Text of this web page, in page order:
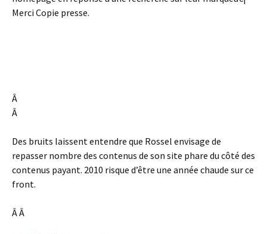
Merci Copie presse.
Â
Â
Des bruits laissent entendre que Rossel envisage de
repasser nombre des contenus de son site phare du côté des
contenus payant. 2010 risque d’être une année chaude sur ce
front.
Â Â